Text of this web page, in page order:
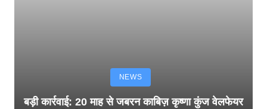
NEWS
बड़ी कार्रवाई: 20 माह से जबरन काबिज़ कृष्णा कुंज वेलफेयर